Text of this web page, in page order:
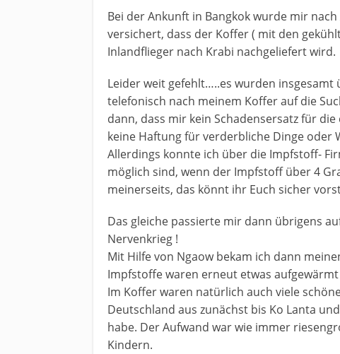
Bei der Ankunft in Bangkok wurde mir
versichert, dass der Koffer ( mit den
Inlandflieger nach Krabi nachgeliefert wird.
Leider weit gefehlt…..es wurden
telefonisch nach meinem Koffer auf die
dann, dass mir kein Schadensersatz für
keine Haftung für verderbliche Dinge oder
Allerdings konnte ich über die Impfstoff-
möglich sind, wenn der Impfstoff über 4
meinerseits, das könnt ihr Euch sicher
Das gleiche passierte mir dann übrigens
Nervenkrieg !
Mit Hilfe von Ngaow bekam ich dann
Impfstoffe waren erneut etwas
Im Koffer waren natürlich auch viele
Deutschland aus zunächst bis Ko Lanta
habe. Der Aufwand war wie immer
Kindern.